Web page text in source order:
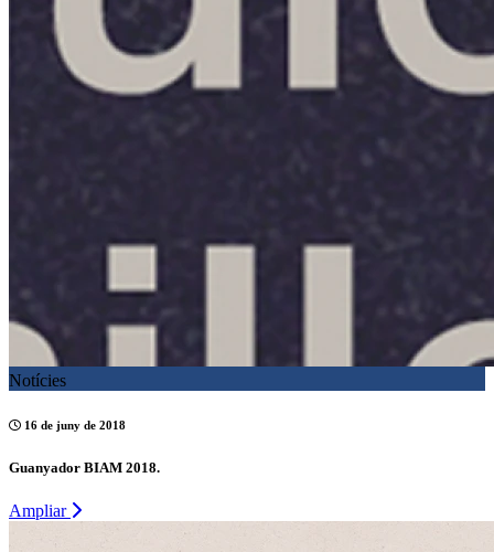
Notícies
16 de juny de 2018
Guanyador BIAM 2018.
Ampliar